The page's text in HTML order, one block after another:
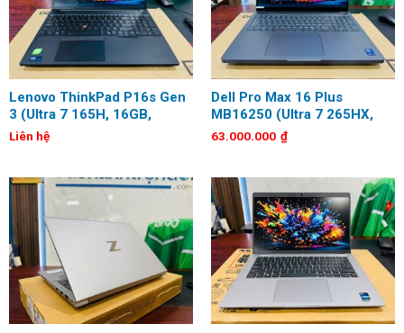
Lenovo ThinkPad P16s Gen
3 (Ultra 7 165H, 16GB,
512GB, 16 inch, WUXGA)
Liên hệ
Dell Pro Max 16 Plus
MB16250 (Ultra 7 265HX,
32GB, 1TB, RTX PRO 2000
8GB, 16 inch, UHD+, OLED,
63.000.000 ₫